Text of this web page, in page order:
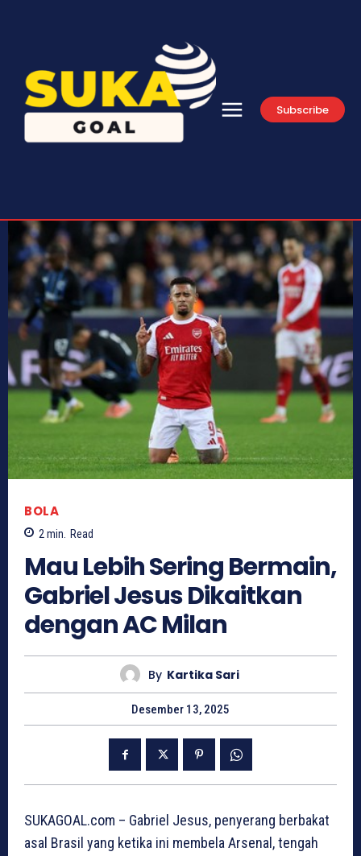
Subscribe
BOLA
2 min. Read
Mau Lebih Sering Bermain,
Gabriel Jesus Dikaitkan
dengan AC Milan
By Kartika Sari
Desember 13, 2025
SUKAGOAL.com – Gabriel Jesus, penyerang berbakat
asal Brasil yang ketika ini membela Arsenal, tengah